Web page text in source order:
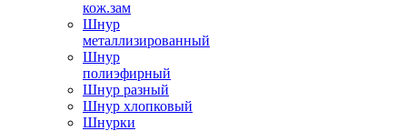
кож.зам
Шнур
металлизированный
Шнур
полиэфирный
Шнур разный
Шнур хлопковый
Шнурки